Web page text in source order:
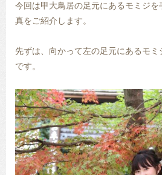
今回は甲大鳥居の足元にあるモミジ
真をご紹介します。
先ずは、向かって左の足元にあるモ
です。